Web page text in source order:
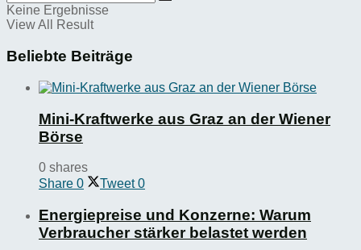
Keine Ergebnisse
View All Result
Beliebte Beiträge
Mini-Kraftwerke aus Graz an der Wiener
Börse
0 shares
Share 0 Tweet 0
Energiepreise und Konzerne: Warum
Verbraucher stärker belastet werden